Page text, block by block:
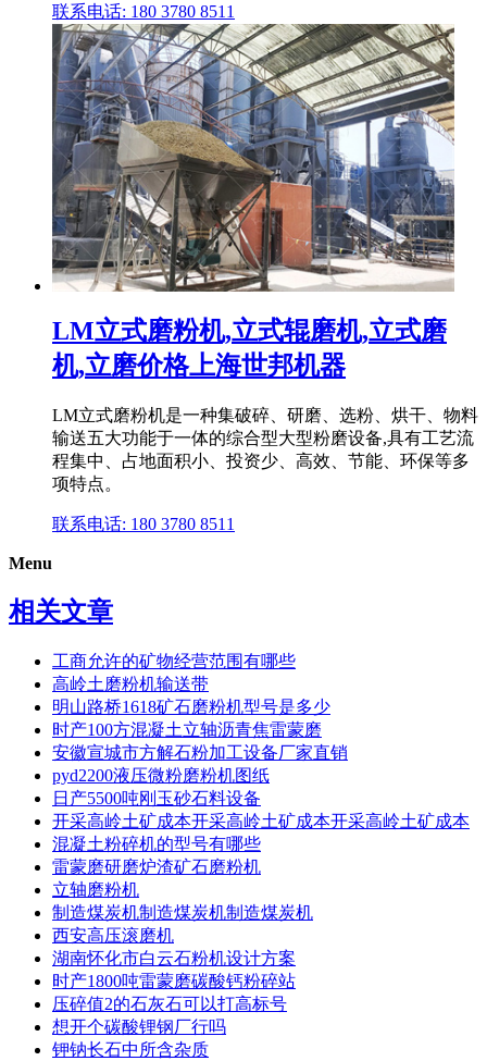
联系电话: 180 3780 8511
LM立式磨粉机,立式辊磨机,立式磨
机,立磨价格上海世邦机器
LM立式磨粉机是一种集破碎、研磨、选粉、烘干、物料
输送五大功能于一体的综合型大型粉磨设备,具有工艺流
程集中、占地面积小、投资少、高效、节能、环保等多
项特点。
联系电话: 180 3780 8511
Menu
相关文章
工商允许的矿物经营范围有哪些
高岭土磨粉机输送带
明山路桥1618矿石磨粉机型号是多少
时产100方混凝土立轴沥青焦雷蒙磨
安徽宣城市方解石粉加工设备厂家直销
pyd2200液压微粉磨粉机图纸
日产5500吨刚玉砂石料设备
开采高岭土矿成本开采高岭土矿成本开采高岭土矿成本
混凝土粉碎机的型号有哪些
雷蒙磨研磨炉渣矿石磨粉机
立轴磨粉机
制造煤炭机制造煤炭机制造煤炭机
西安高压滚磨机
湖南怀化市白云石粉机设计方案
时产1800吨雷蒙磨碳酸钙粉碎站
压碎值2的石灰石可以打高标号
想开个碳酸锂钢厂行吗
钾钠长石中所含杂质